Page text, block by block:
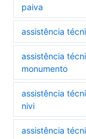
paiva
assistência
assistência
monumento
assistência
nivi
assistência